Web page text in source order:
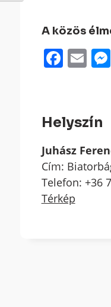
A közös
Helyszín
Juhász
Cím:
Telefon: +36
Térkép